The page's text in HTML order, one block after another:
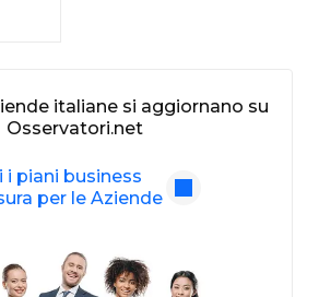
italiane si aggiornano su
Osservatori.net
i piani business
per le Aziende